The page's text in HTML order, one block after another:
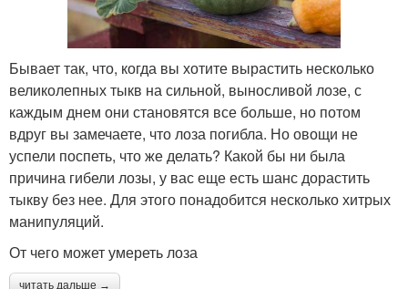
Бывает так, что, когда вы хотите вырастить несколько
великолепных тыкв на сильной, выносливой лозе, с
каждым днем они становятся все больше, но потом
вдруг вы замечаете, что лоза погибла. Но овощи не
успели поспеть, что же делать? Какой бы ни была
причина гибели лозы, у вас еще есть шанс дорастить
тыкву без нее. Для этого понадобится несколько хитрых
манипуляций.
От чего может умереть лоза
читать дальше →